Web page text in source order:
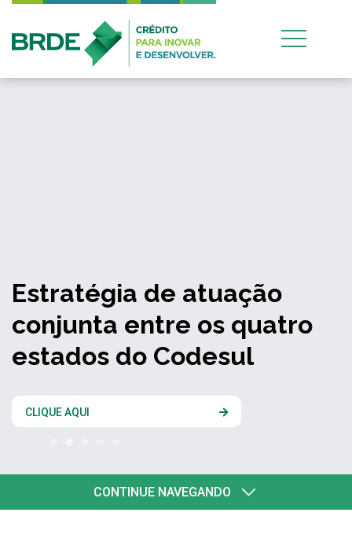
Estratégia de atuação
conjunta entre os quatro
estados do Codesul
CLIQUE AQUI
CONTINUE NAVEGANDO